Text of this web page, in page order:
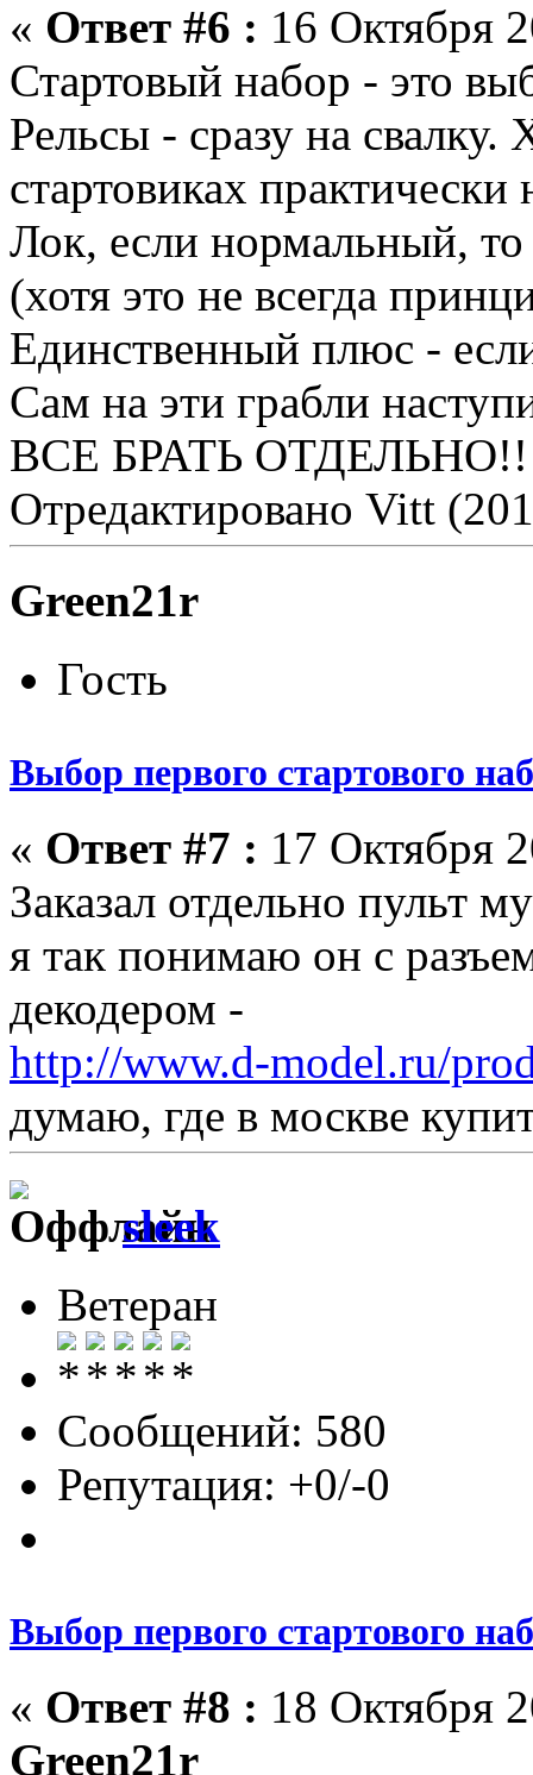
« Ответ #6 : 16 Октября
Стартовый набор - это
Рельсы - сразу на
стартовиках практически
Лок, если нормальный,
(хотя это не всегда
Единственный плюс -
Сам на эти грабли
ВСЕ БРАТЬ
Отредактировано Vitt
Green21r
Гость
Выбор первого стартового
« Ответ #7 : 17 Октября
Заказал отдельно пульт
я так понимаю он с
декодером -
http://www.d-model.ru/
думаю, где в москве
sleek
Ветеран
Сообщений: 580
Репутация: +0/-0
Выбор первого стартового
« Ответ #8 : 18 Октября
Green21r